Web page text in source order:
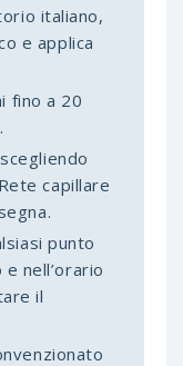
italiano,
e applica
fino a 20
capillare
punto
nell’orario
il